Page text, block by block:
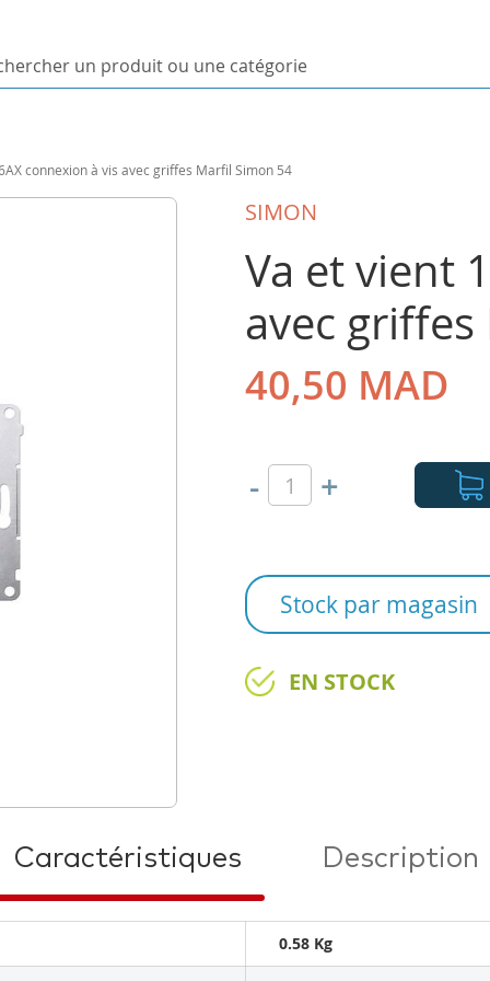
connexion à vis avec griffes Marfil Simon 54
SIMON
Va et vient
avec
40,50 MAD
- +
Stock par magasin
EN STOCK
Caractéristiques
0.58 Kg
Description